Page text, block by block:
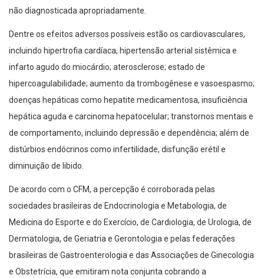
não diagnosticada apropriadamente.
Dentre os efeitos adversos possíveis estão os cardiovasculares,
incluindo hipertrofia cardíaca, hipertensão arterial sistêmica e
infarto agudo do miocárdio; aterosclerose; estado de
hipercoagulabilidade; aumento da trombogênese e vasoespasmo;
doenças hepáticas como hepatite medicamentosa, insuficiência
hepática aguda e carcinoma hepatocelular; transtornos mentais e
de comportamento, incluindo depressão e dependência; além de
distúrbios endócrinos como infertilidade, disfunção erétil e
diminuição de libido.
De acordo com o CFM, a percepção é corroborada pelas
sociedades brasileiras de Endocrinologia e Metabologia, de
Medicina do Esporte e do Exercício, de Cardiologia, de Urologia, de
Dermatologia, de Geriatria e Gerontologia e pelas federações
brasileiras de Gastroenterologia e das Associações de Ginecologia
e Obstetrícia, que emitiram nota conjunta cobrando a